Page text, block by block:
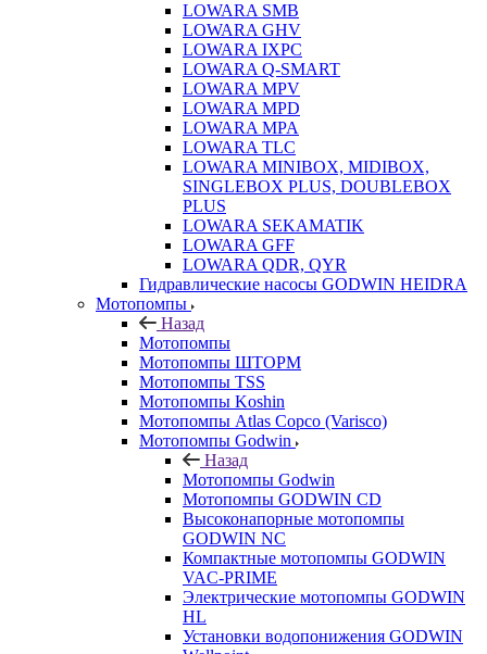
LOWARA SMB
LOWARA GHV
LOWARA IXPС
LOWARA Q-SMART
LOWARA MPV
LOWARA MPD
LOWARA MPA
LOWARA TLC
LOWARA MINIBOX, MIDIBOX,
SINGLEBOX PLUS, DOUBLEBOX
PLUS
LOWARA SEKAMATIK
LOWARA GFF
LOWARA QDR, QYR
Гидравлические насосы GODWIN HEIDRA
Мотопомпы
Назад
Мотопомпы
Мотопомпы ШТОРМ
Мотопомпы TSS
Мотопомпы Koshin
Мотопомпы Atlas Copco (Varisco)
Мотопомпы Godwin
Назад
Мотопомпы Godwin
Мотопомпы GODWIN CD
Высоконапорные мотопомпы
GODWIN NC
Компактные мотопомпы GODWIN
VAC-PRIME
Электрические мотопомпы GODWIN
HL
Установки водопонижения GODWIN